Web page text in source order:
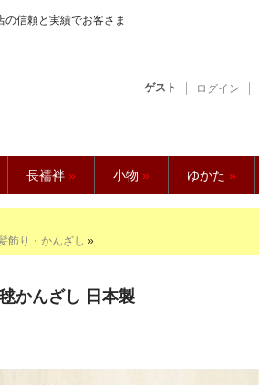
信頼と実績でお客さま
ゲスト ログイン
長襦袢 » 小物 » ゆかた »
飾り・かんざし »
かんざし 日本製